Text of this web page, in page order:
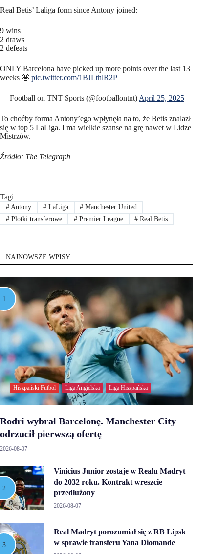
Real Betis’ Laliga form since Antony joined:
9 wins
2 draws
2 defeats
ONLY Barcelona have picked up more points over the last 13
weeks 🤩 pic.twitter.com/1BJLthlR2P
— Football on TNT Sports (@footballontnt) April 25, 2025
To choćby forma Antony’ego wpłynęła na to, że Betis znalazł
się w top 5 LaLiga. I ma wielkie szanse na grę nawet w Lidze
Mistrzów.
Źródło: The Telegraph
Tagi
#Antony #LaLiga # Manchester United
#Plotki transferowe #Premier League # Real Betis
NAJNOWSZE WPISY
Hiszpański Futbol Liga Angielska Liga Hiszpańska
Rodri wybrał Barcelonę. Manchester City
odrzucił pierwszą ofertę
2026-08-07
Vinicius Junior zostaje w Realu Madryt
do 2032 roku. Kontrakt wreszcie
przedłużony
2026-08-07
Real Madryt porozumiał się z RB Lipsk
w sprawie transferu Yana Diomande